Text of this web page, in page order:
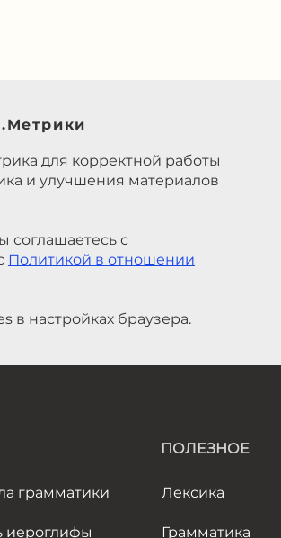
для корректной работы
и улучшения материалов
соглашаетесь с
Политикой в отношении
в настройках браузера.
грамматики
иероглифы
ПОЛЕЗНОЕ
Лексика
Грамматика